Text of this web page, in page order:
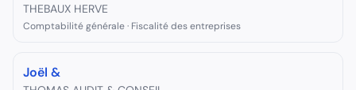
THEBAUX HERVE
Comptabilité générale · Fiscalité des entreprises
Joël &